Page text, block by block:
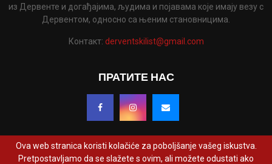
из Дервенте и догађајима, људима и појавама које имају везу с
Дервентом, односно са њеним становницима.
Контакт: derventskilist@gmail.com
ПРАТИТЕ НАС
Ova web stranica koristi kolačiće za poboljšanje vašeg iskustva.
Pretpostavljamo da se slažete s ovim, ali možete odustati ako